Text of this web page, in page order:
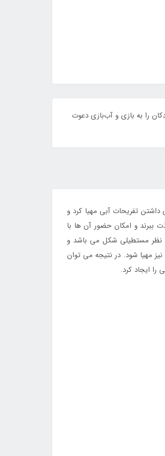
را به بازی و آب‌بازی دعوت
تفریحات آبی مهیا کرد و
ببرند و امکان حضور آن ها با
نظر مستطیلی شکل می باشد و
مهیا شود. در نتیجه می توان
ایجاد کرد.